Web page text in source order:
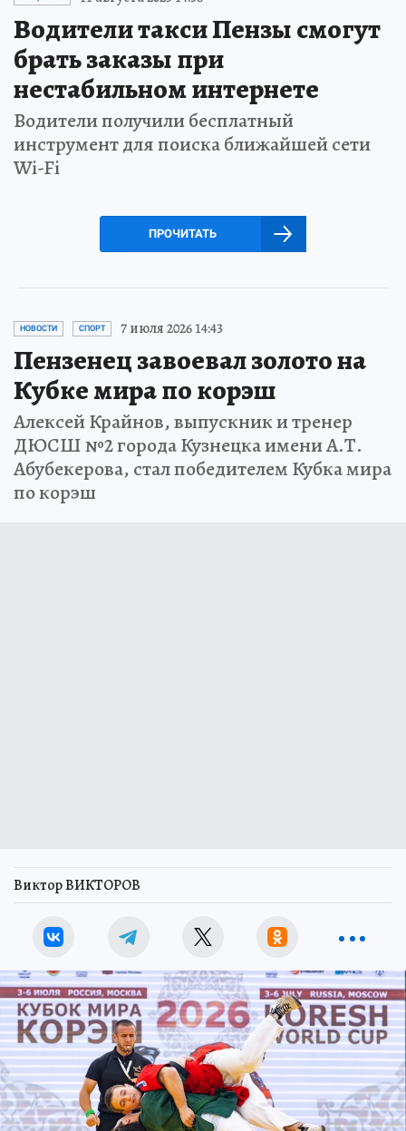
Водители такси Пензы смогут
брать заказы при
нестабильном интернете
Водители получили бесплатный
инструмент для поиска ближайшей сети
Wi-Fi
ПРОЧИТАТЬ
НОВОСТИ СПОРТ 7 июля 2026 14:43
Пензенец завоевал золото на
Кубке мира по корэш
Алексей Крайнов, выпускник и тренер
ДЮСШ №2 города Кузнецка имени А.Т.
Абубекерова, стал победителем Кубка мира
по корэш
Виктор ВИКТОРОВ